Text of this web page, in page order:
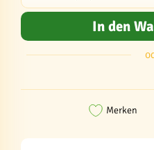
In den
Merken